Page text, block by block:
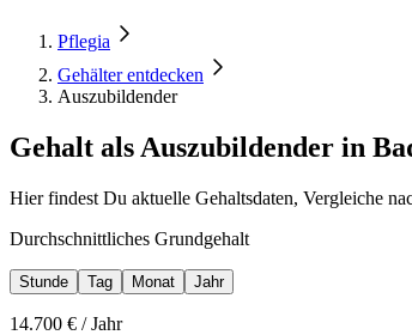
Pflegia
Gehälter entdecken
Auszubildender
Gehalt als Auszubildender in
Hier findest Du aktuelle Gehaltsdaten, Vergleiche
Durchschnittliches Grundgehalt
Stunde Tag Monat Jahr
14.700 € /Jahr